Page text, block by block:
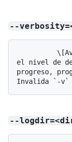
--
el nivel de
progreso,
--